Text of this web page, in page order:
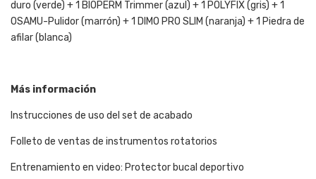
duro (verde) + 1 BIOPERM Trimmer (azul) + 1 POLYFIX (gris) + 1
OSAMU-Pulidor (marrón) + 1 DIMO PRO SLIM (naranja) + 1 Piedra de
afilar (blanca)
Más información
Instrucciones de uso del set de acabado
Folleto de ventas de instrumentos rotatorios
Entrenamiento en video: Protector bucal deportivo